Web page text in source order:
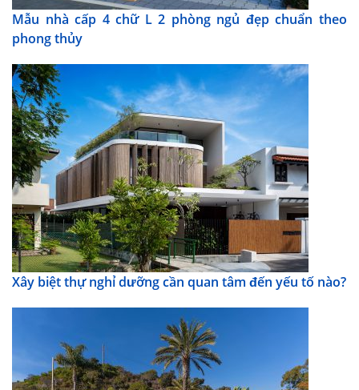
Mẫu nhà cấp 4 chữ L 2 phòng ngủ đẹp chuẩn theo
phong thủy
Xây biệt thự nghỉ dưỡng cần quan tâm đến yếu tố nào?